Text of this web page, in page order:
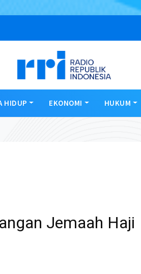
HIDUP EKONOMI HUKUM
Jemaah Haji